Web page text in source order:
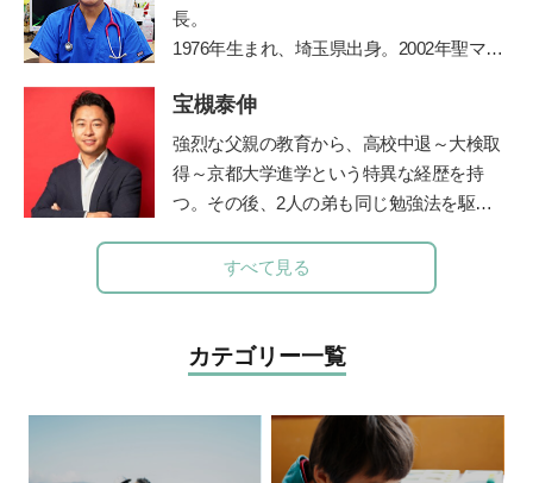
たちの指導を担当されています。著書に
「保護者対応12か月」(小学館)。”
長。
1976年生まれ、埼玉県出身。2002年聖マリ
院の新生児科医長務める。2010年に北浜こ
どもクリニックを開院。2012年医療法人社
団ペルセウス設立。The Japan Times誌の
「アジアのリーダー100人」に、2015年か
宝槻泰伸
強烈な父親の教育から、高校中退～大検取
得～京都大学進学という特異な経歴を持
つ。その後、2人の弟も同じ勉強法を駆使
す。大学卒業後、私立高校や職業訓練校で
の指導経験を経て、2012年に東京都三鷹市
テーマにした探究学舎を開校。５児の父。
その活動は「情熱大陸」(毎日放送)をはじ
めさまざまなメディアで取り上げられてい
る。著書に『勉強嫌いほどハマる勉強法
子どもが勝手に学びだす!!宝槻家のストー
すべて見る
カテゴリー一覧